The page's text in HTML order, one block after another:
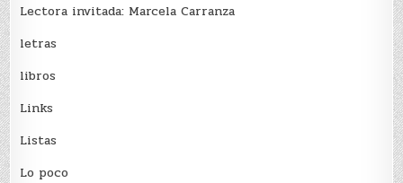
Lectora invitada: Marcela Carranza
letras
libros
Links
Listas
Lo poco